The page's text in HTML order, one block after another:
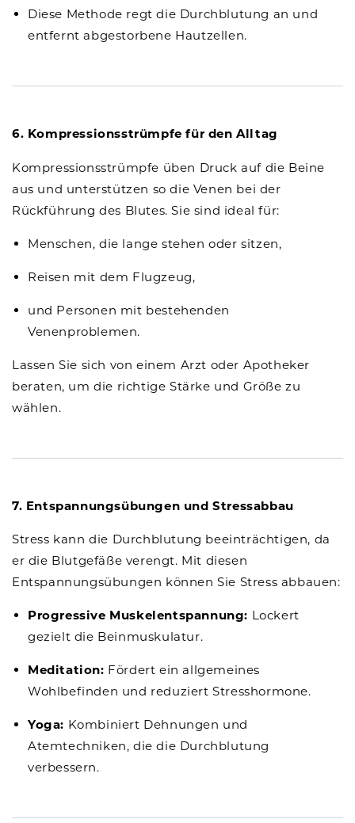
Diese Methode regt die Durchblutung an und
entfernt abgestorbene Hautzellen.
6. Kompressionsstrümpfe für den Alltag
Kompressionsstrümpfe üben Druck auf die Beine
aus und unterstützen so die Venen bei der
Rückführung des Blutes. Sie sind ideal für:
Menschen, die lange stehen oder sitzen,
Reisen mit dem Flugzeug,
und Personen mit bestehenden
Venenproblemen.
Lassen Sie sich von einem Arzt oder Apotheker
beraten, um die richtige Stärke und Größe zu
wählen.
7. Entspannungsübungen und Stressabbau
Stress kann die Durchblutung beeinträchtigen, da
er die Blutgefäße verengt. Mit diesen
Entspannungsübungen können Sie Stress abbauen:
Progressive Muskelentspannung: Lockert
gezielt die Beinmuskulatur.
Meditation: Fördert ein allgemeines
Wohlbefinden und reduziert Stresshormone.
Yoga: Kombiniert Dehnungen und
Atemtechniken, die die Durchblutung
verbessern.